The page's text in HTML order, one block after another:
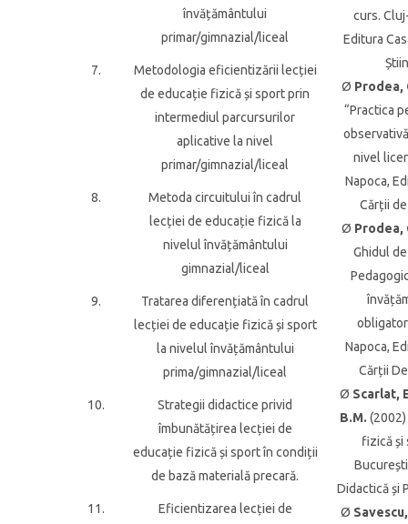
curs.
Editura
Ø Prodea,
“Practica
nivel
Napoca,
Cărții
Ø Prodea,
Ghidul
Napoca,
Cărții
Ø Scarlat,
B.M.
fizică și
Didactică și
Ø
învățământului
primar/gimnazial/liceal
7.
Metodologia eficientizării lecției
de educație fizică și sport prin
intermediul parcursurilor
aplicative la nivel
primar/gimnazial/liceal
8.
Metoda circuitului în cadrul
lecției de educație fizică la
nivelul învățământului
gimnazial/liceal
9.
Tratarea diferențiată în cadrul
lecției de educație fizică și sport
la nivelul învățământului
prima/gimnazial/liceal
10.
Strategii didactice privid
îmbunătățirea lecției de
educație fizică și sport în condiții
de bază materială precară.
11.
Eficientizarea lecției de